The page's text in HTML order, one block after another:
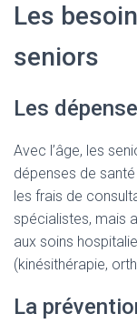
Les
seniors
Les
Avec l’âge, les
dépenses de
les frais de
spécialistes, mais
aux soins
(kinésithérapie,
La